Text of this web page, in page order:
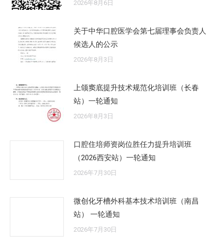
2026年8月6日
关于中华口腔医学会第七届理事会负责人
候选人的公示
2026年8月3日
上颌窦底提升技术规范化培训班（长春
站）一轮通知
2026年8月3日
口腔住培师资岗位胜任力提升培训班
（2026西安站）一轮通知
2026年7月30日
微创化牙槽外科基本技术培训班（南昌
站） 一轮通知
2026年7月30日